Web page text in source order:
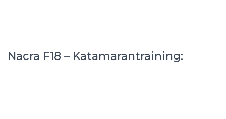
Nacra F18 – Katamarantraining: